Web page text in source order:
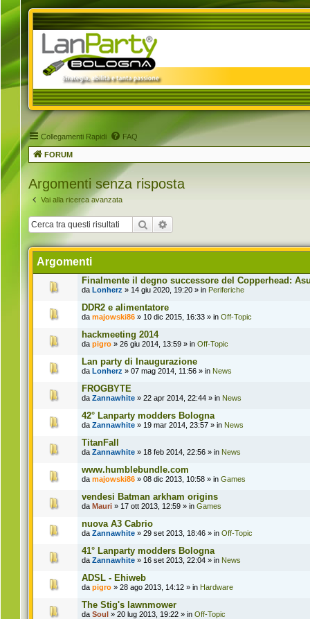
Collegamenti Rapidi FAQ
FORUM
Argomenti senza risposta
Vai alla ricerca avanzata
Cerca
Argomenti
Finalmente il degno successore del Copperhead:
da Lonherz » 14 giu 2020, 19:20 » in Periferiche
DDR2 e alimentatore
da majowski86 » 10 dic 2015, 16:33 » in Off-Topic
hackmeeting 2014
da pigro » 26 giu 2014, 13:59 » in Off-Topic
Lan party di Inaugurazione
da Lonherz » 07 mag 2014, 11:56 » in News
FROGBYTE
da Zannawhite » 22 apr 2014, 22:44 » in News
42° Lanparty modders Bologna
da Zannawhite » 19 mar 2014, 23:57 » in News
TitanFall
da Zannawhite » 18 feb 2014, 22:56 » in News
www.humblebundle.com
da majowski86 » 08 dic 2013, 10:58 » in Games
vendesi Batman arkham origins
da Mauri » 17 ott 2013, 12:59 » in Games
nuova A3 Cabrio
da Zannawhite » 29 set 2013, 18:46 » in Off-Topic
41° Lanparty modders Bologna
da Zannawhite » 16 set 2013, 22:04 » in News
ADSL - Ehiweb
da pigro » 28 ago 2013, 14:12 » in Hardware
The Stig's lawnmower
da Soul » 20 lug 2013, 19:22 » in Off-Topic